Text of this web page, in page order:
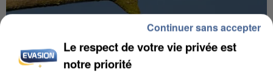
DE FAUNE SAUVAGE SONT...
Le respect de votre vie privée est
notre priorité
Continuer sans accepter